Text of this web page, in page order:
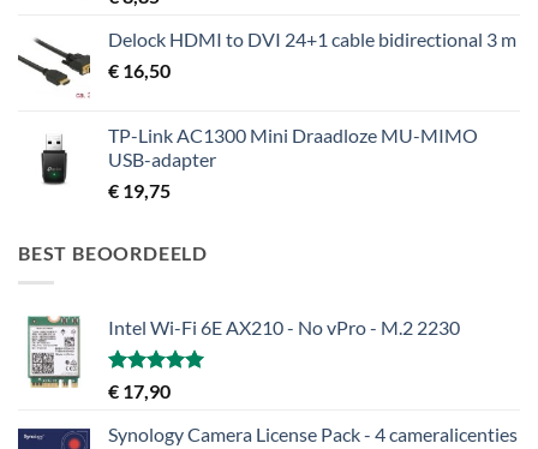
Delock HDMI to DVI 24+1 cable bidirectional 3 m
€ 16,50
TP-Link AC1300 Mini Draadloze MU-MIMO
USB-adapter
€ 19,75
BEST BEOORDEELD
Intel Wi-Fi 6E AX210 - No vPro - M.2 2230
Gewaardeerd
uit 5
€ 17,90
Synology Camera License Pack - 4 cameralicenties